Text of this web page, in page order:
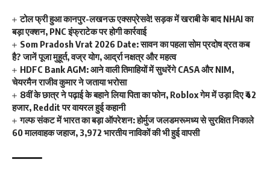
टोल फ्री हुआ कानपुर-लखनऊ एक्सप्रेसवे! सड़क में खराबी के बाद NHAI का
बड़ा एक्शन, PNC इंफ्राटेक पर होगी कार्रवाई
Som Pradosh Vrat 2026 Date: सावन का पहला सोम प्रदोष व्रत कब
है? जानें पूजा मुहूर्त, वज्र योग, आर्द्रा नक्षत्र और महत्व
HDFC Bank AGM: आने वाली तिमाहियों में सुधरेंगे CASA और NIM,
चेयरमैन राजीव कुमार ने जताया भरोसा
8वीं के छात्र ने पढ़ाई के बहाने लिया पिता का फोन, Roblox गेम में उड़ा दिए ₹42
हजार, Reddit पर वायरल हुई कहानी
गल्फ संकट में भारत का बड़ा ऑपरेशन: होर्मुज जलडमरूमध्य से सुरक्षित निकाले
60 मालवाहक जहाज, 3,972 भारतीय नाविकों की भी हुई वापसी